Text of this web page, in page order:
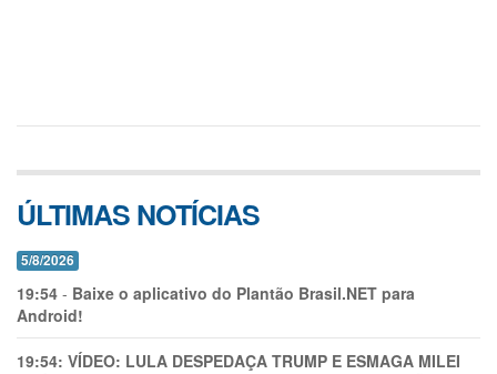
ÚLTIMAS NOTÍCIAS
5/8/2026
19:54 - Baixe o aplicativo do Plantão Brasil.NET para
Android!
19:54: VÍDEO: LULA DESPEDAÇA TRUMP E ESMAGA MILEI